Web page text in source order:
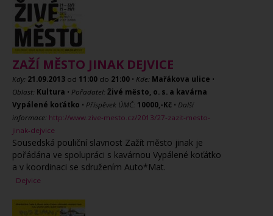
ZAŽÍ MĚSTO JINAK DEJVICE
Kdy: 21.09.2013 od 11:00 do 21:00 • Kde: Mařákova ulice •
Oblast: Kultura • Pořadatel: Živé město, o. s. a kavárna
Vypálené koťátko • Příspěvek ÚMČ: 10000,-Kč • Další
informace: http://www.zive-mesto.cz/2013/27-zazit-mesto-
jinak-dejvice
Sousedská pouliční slavnost Zažít město jinak je
pořádána ve spolupráci s kavárnou Vypálené koťátko
a v koordinaci se sdružením Auto*Mat.
Dejvice